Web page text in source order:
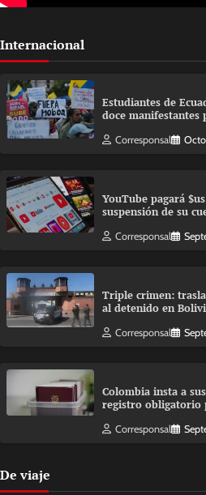
Internacional
Estudiantes de
doce
Corresponsal
YouTube pagará
suspensión de su
Corresponsal
Triple crimen:
al detenido en
Corresponsal
Colombia insta a
registro obligatorio
Corresponsal
De viaje